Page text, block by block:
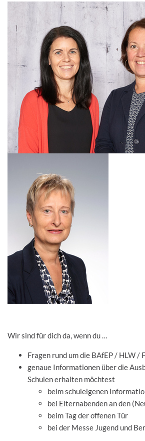
Wir sind für dich da, wenn du …
Fragen rund um die BAfEP / HLW /
genaue Informationen über die
Schulen erhalten möchtest
beim schuleigenen
bei Elternabenden an den
beim Tag der offenen Tür
bei der Messe Jugend und